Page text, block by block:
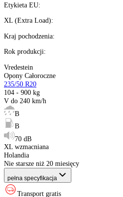
Ilość: dostępne
Kalkulator ratalny
Producent
Sezon:
Rozmiar:
Indeks ładowności
Indeks prędkości
Etykieta EU
XL (Extra Load)
Kraj pochodzenia:
Rok produkcji: